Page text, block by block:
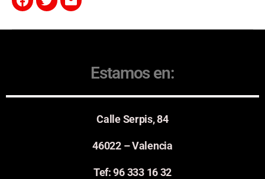
Estamos en:
Calle Serpis, 84
46022 – Valencia
Tef: 96 333 16 32